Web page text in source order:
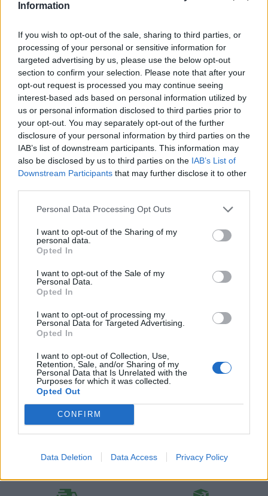
Information
If you wish to opt-out of the sale, sharing to third parties, or
processing of your personal or sensitive information for
targeted advertising by us, please use the below opt-out
section to confirm your selection. Please note that after your
opt-out request is processed you may continue seeing
interest-based ads based on personal information utilized by
us or personal information disclosed to third parties prior to
your opt-out. You may separately opt-out of the further
disclosure of your personal information by third parties on the
IAB’s list of downstream participants. This information may
also be disclosed by us to third parties on the IAB’s List of
Downstream Participants that may further disclose it to other
Personal Data Processing Opt Outs
I want to opt-out of the Sharing of my
personal data.
Opted In
I want to opt-out of the Sale of my
Personal Data.
Opted In
I want to opt-out of processing my
Personal Data for Targeted Advertising.
Opted In
I want to opt-out of Collection, Use,
Retention, Sale, and/or Sharing of my
Personal Data that Is Unrelated with the
Purposes for which it was collected.
Opted Out
CONFIRM
Data Deletion Data Access Privacy Policy
Prečo si vybrať tento produkt?
Vypínač na montáž do nábytkovej dosky
Montáž jednoduchým zatlačením do vyvŕtaného otvoru.
Kontakty: 1× spínací
Elektrické parametre kontaktu: 250V / max. 16(8)A
Parametre
EAN: 5902626621322
Výrobca: Wireli
Kategórie: LED vypínače
Hmotnosť:
Farba:
Recenzie produktu
Pre tento produkt neboli pridané žiadne recenzie.
Pre pridanie recenzie sa musíte prihlásiť